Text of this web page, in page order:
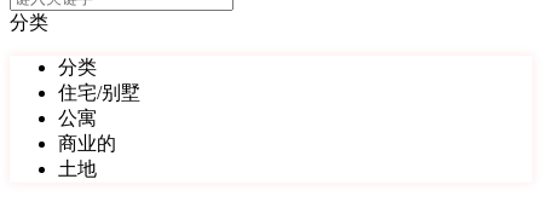
分类
分类
住宅/别墅
公寓
商业的
土地